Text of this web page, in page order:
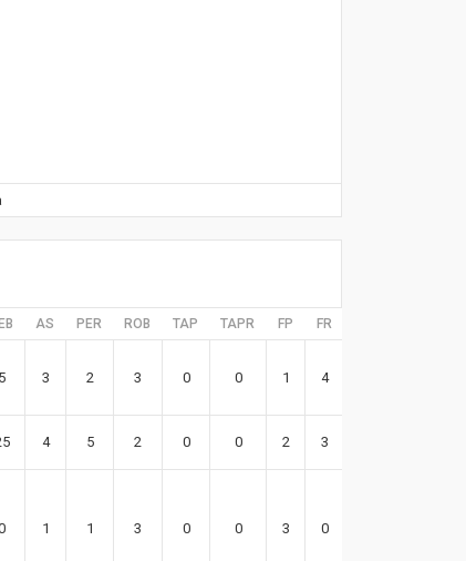
AS PER ROB TAP TAPR FP FR
5 3 2 3 0 0 1 4
4 5 2 0 0 2 3
1 1 3 0 0 3 0